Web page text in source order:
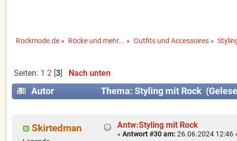
Rockmode.de » Röcke und mehr... » Outfits und Accessoires »
Seiten: 1 2[3] Nach unten
Autor Thema: Styling mit Rock
Skirtedman Antw:Styling mit Rock
«Antwort #30 am: 26.06.2024 12:46